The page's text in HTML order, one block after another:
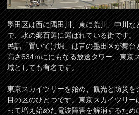
墨田区は西に隅田川、東に荒川、中川
で、水の郷百選に選ばれている街です。
民話「置いてけ堀」は昔の墨田区が舞台
高さ634ｍににもなる放送タワー、東京
域としても有名です。
東京スカイツリーを始め、観光と防災
目の区のひとつです。東京スカイツリ
って増え始めた電波障害を解消するた